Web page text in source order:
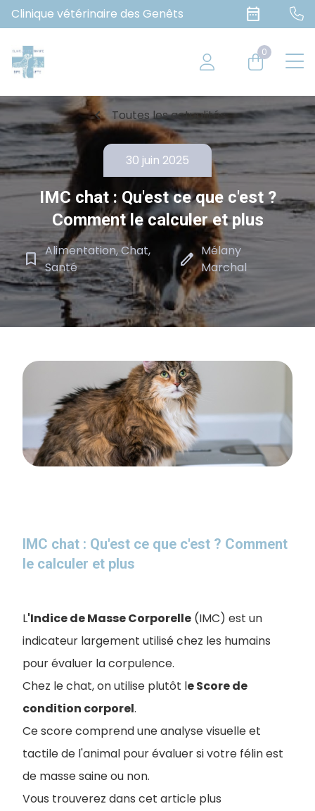
Clinique vétérinaire des Genêts date_range
0
chevron_left Toutes les actualités
30 juin 2025
IMC chat : Qu'est ce que c'est ?
Comment le calculer et plus
bookmark_border Alimentation, Chat,
Santé
edit Mélany
Marchal
IMC chat : Qu'est ce que c'est ? Comment
le calculer et plus
L'Indice de Masse Corporelle (IMC) est un
indicateur largement utilisé chez les humains
pour évaluer la corpulence.
Chez le chat, on utilise plutôt le Score de
condition corporel.
Ce score comprend une analyse visuelle et
tactile de l'animal pour évaluer si votre félin est
de masse saine ou non.
Vous trouverez dans cet article plus